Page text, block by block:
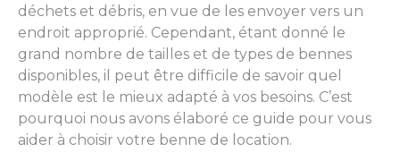
déchets et débris, en vue de les envoyer vers un
endroit approprié. Cependant, étant donné le
grand nombre de tailles et de types de bennes
disponibles, il peut être difficile de savoir quel
modèle est le mieux adapté à vos besoins. C’est
pourquoi nous avons élaboré ce guide pour vous
aider à choisir votre benne de location.